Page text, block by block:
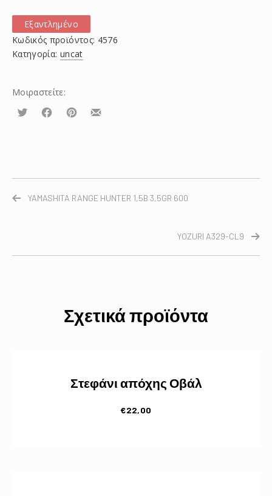
Εξαντλημένο
Κωδικός προϊόντος: 4576
Κατηγορία: uncat
Μοιραστείτε:
Τουίτα ΜοιραστείτεΜοιραστείτεΜοιραστείτε
YAMASHITA RANGE HUNTER 1,5B 3,5GR 600
YOZURI A329-CL9
Σχετικά προϊόντα
Στεφάνι απόχης Οβάλ
€22,00